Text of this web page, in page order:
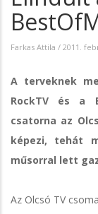
Farkas Attila / 2011.
A terveknek
RockTV és a
csatorna az
képezi, tehát
műsorral lett
Az Olcsó TV